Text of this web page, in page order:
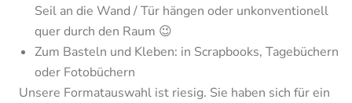
Seil an die Wand / Tür hängen oder unkonventionell
quer durch den Raum 😉
Zum Basteln und Kleben: in Scrapbooks, Tagebüchern
Unsere Formatauswahl ist riesig. Sie haben sich für ein